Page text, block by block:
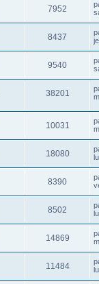
7952
8437
9540
38201
10031
18080
8390
8502
14869
11484